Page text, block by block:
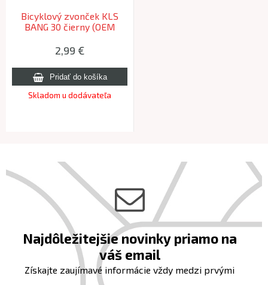
Bicyklový zvonček KLS
BANG 30 čierny (OEM
2,99 €
Skladom u dodávateľa
Najdôležitejšie novinky priamo na
váš email
Získajte zaujímavé informácie vždy medzi prvými